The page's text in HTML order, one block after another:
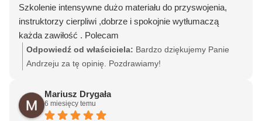
Dodatkowo zapoznajesz się z rysunkiem technicznym,
narzędziami pomiarowymi i inni bardziej praktycznymi
elementami związanymi z zagadnieniem CNC.
8 dni konkretnej nauki. Wymagająco, ale zdecydowanie
warto. Jeśli będę chciał dalej rozwijać swoje umiejętności,
to na pewno tu wrócę.
najwięcej użytecznej wiedzy, a nie odbębnić szkolenie "po
łebkach". Panie Tomaszu, dziękujemy za wybór naszej
firmy i zapraszamy w przyszłości :)
Szkolenie intensywne dużo materiału do przyswojenia,
instruktorzy cierpliwi ,dobrze i spokojnie wytłumaczą
każda zawiłość . Polecam
Odpowiedź od właściciela: Bardzo dziękujemy Panie
Andrzeju za tę opinię. Pozdrawiamy!
Mariusz Drygała
6 miesięcy temu